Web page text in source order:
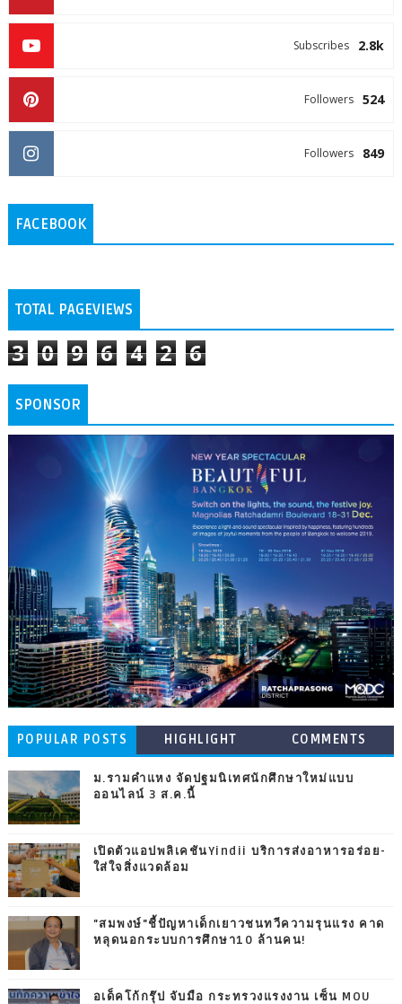
2.8k
Subscribes
524
Followers
849
Followers
FACEBOOK
TOTAL PAGEVIEWS
3 0 9 6 4 2 6
SPONSOR
POPULAR POSTS HIGHLIGHT COMMENTS
ม.รามคำแหง จัดปฐมนิเทศนักศึกษาใหม่แบบ
ออนไลน์ 3 ส.ค.นี้
เปิดตัวแอปพลิเคชันYindii บริการส่งอาหารอร่อย-
ใส่ใจสิ่งแวดล้อม
"สมพงษ์"ชี้ปัญหาเด็กเยาวชนทวีความรุนแรง คาด
หลุดนอกระบบการศึกษา10 ล้านคน!
อเด็คโก้กรุ๊ป จับมือ กระทรวงแรงงาน เซ็น MOU